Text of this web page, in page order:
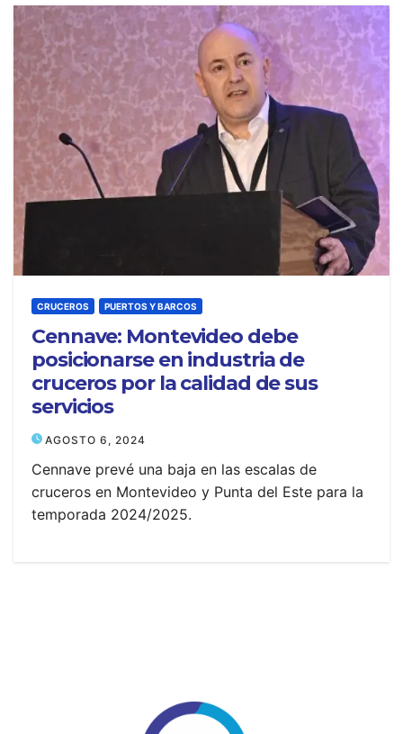
CRUCEROS PUERTOS Y BARCOS
Cennave: Montevideo debe
posicionarse en industria de
cruceros por la calidad de sus
servicios
AGOSTO 6, 2024
Cennave prevé una baja en las escalas de
cruceros en Montevideo y Punta del Este para la
temporada 2024/2025.